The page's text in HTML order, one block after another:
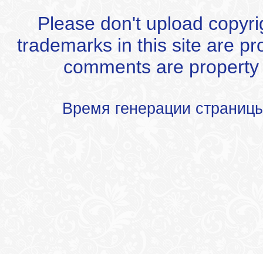
Please don't upload
trademarks in this site are
comments are
Время генерации